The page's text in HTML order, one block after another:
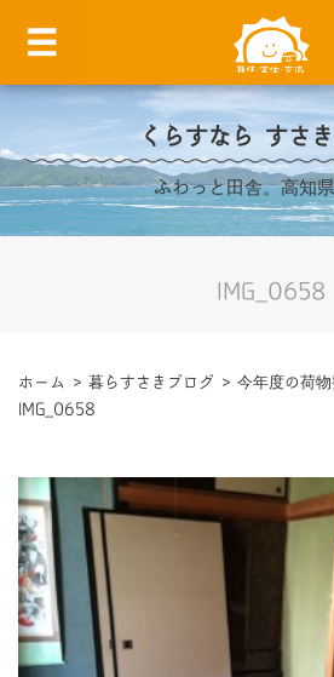
くらすなら すさき
ふわっと田舎。高知
IMG_0658
ホーム > 暮らすさきブログ > 今年度の荷物
IMG_0658